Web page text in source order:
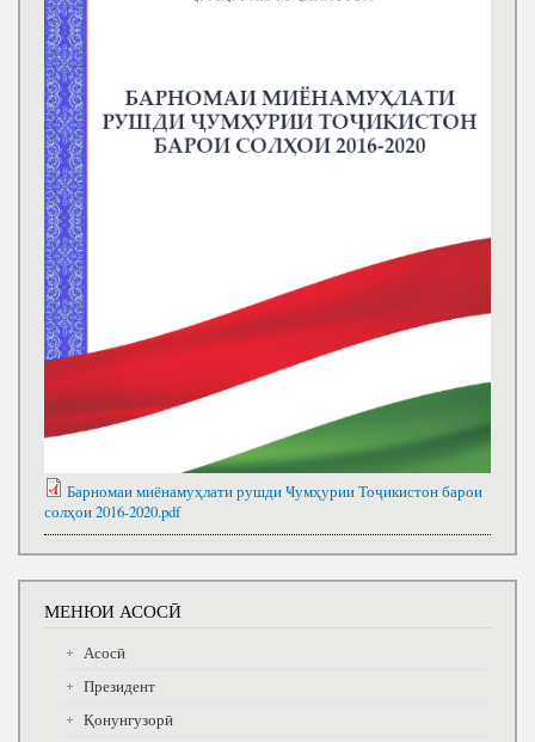
Барномаи миёнамуҳлати рушди Ҹумҳурии Тоҷикистон барои
солҳои 2016-2020.pdf
МЕНЮИ АСОСӢ
Асосӣ
Президент
Қонунгузорӣ